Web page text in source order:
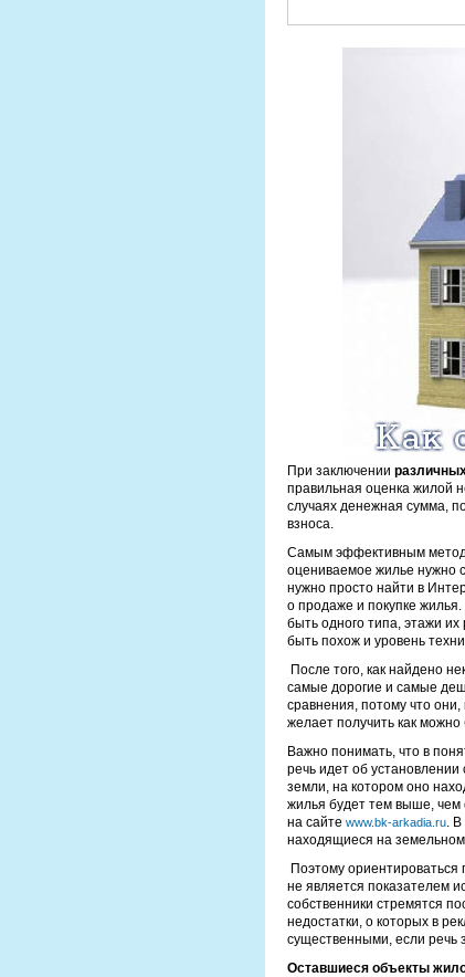
При заключении
правильная оценка жилой
случаях денежная сумма,
взноса.
Самым эффективным
оцениваемое жилье нужно
нужно просто найти в
о продаже и покупке
быть одного типа, этажи
быть похож и уровень
После того, как найдено
самые дорогие и самые
сравнения, потому что
желает получить как
Важно понимать, что в
речь идет об
земли, на котором оно
жилья будет тем выше, чем
на сайте www.bk-arkadia.ru. В
находящиеся на земельном
Поэтому
не является показателем
собственники стремятся
недостатки, о которых в
существенными, если речь
Оставшиеся объекты